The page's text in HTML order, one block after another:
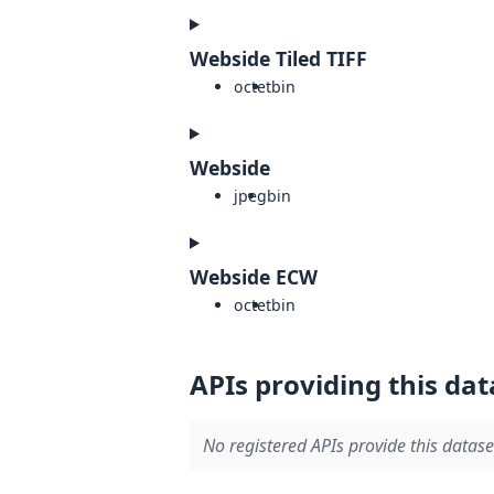
Webside Tiled TIFF
octetbin
Webside
jpegbin
Webside ECW
octetbin
APIs providing this
No registered APIs provide this